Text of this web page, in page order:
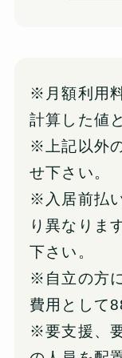
※月額利用
計算した値
※上記以外
せ下さい。
※入居前払
り異なりま
下さい。
※自立の方
費用として
※要支援、